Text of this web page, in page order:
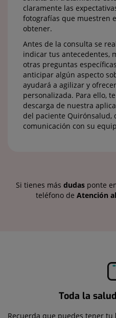
claramente las
fotografías que muestren
obtener.
Antes de la consulta se
indicar tus antecedentes,
otras preguntas
anticipar algún aspecto
ayudará a agilizar y
personalizada. Para ello,
descarga de nuestra
del paciente Quirónsalud,
comunicación con su
Si tienes más dudasponte
teléfono de Atención
Toda la
Recuerda que puedes tener tu